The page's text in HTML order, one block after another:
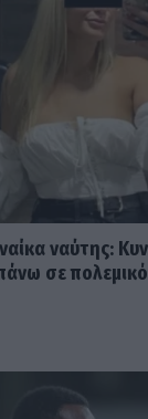
ναύτης:
σε